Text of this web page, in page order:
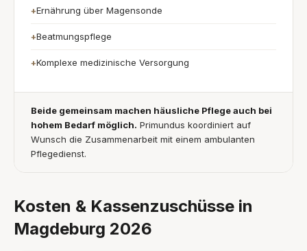
+Ernährung über Magensonde
+Beatmungspflege
+Komplexe medizinische Versorgung
Beide gemeinsam machen häusliche Pflege auch bei
hohem Bedarf möglich. Primundus koordiniert auf
Wunsch die Zusammenarbeit mit einem ambulanten
Pflegedienst.
Kosten & Kassenzuschüsse in
Magdeburg 2026